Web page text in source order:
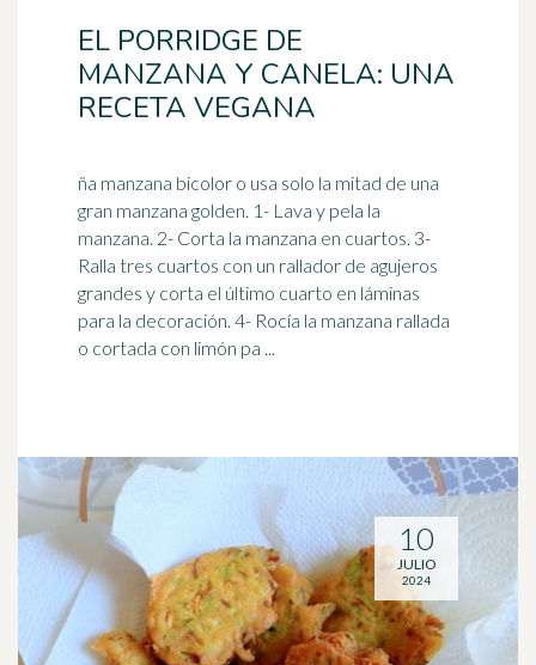
EL PORRIDGE DE
MANZANA Y CANELA: UNA
RECETA VEGANA
ña manzana bicolor o usa solo la mitad de una
gran manzana golden. 1- Lava y pela la
manzana. 2- Corta la manzana en cuartos. 3-
Ralla tres cuartos con un rallador de agujeros
grandes y corta el último cuarto en láminas
para la decoración. 4- Rocía la manzana rallada
o cortada con limón pa ...
10
JULIO
2024